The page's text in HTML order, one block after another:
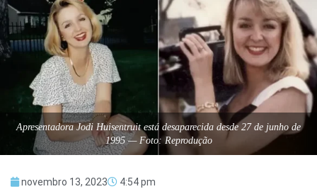
Apresentadora Jodi Huisentruit está desaparecida desde 27 de junho de
1995 — Foto: Reprodução
novembro 13, 2023 4:54 pm